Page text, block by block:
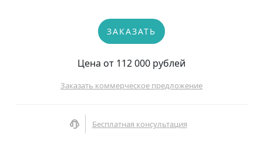
ЗАКАЗАТЬ
Цена от 112 000 рублей
Заказать коммерческое предложение
Бесплатная консультация